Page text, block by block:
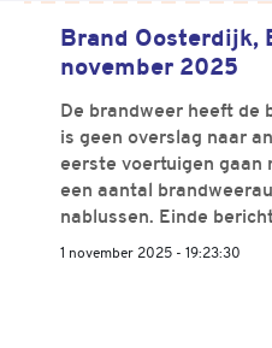
Brand Oosterdijk,
november 2025
De brandweer heeft de
is geen overslag naar
eerste voertuigen gaan
een aantal
nablussen. Einde
1 november 2025 - 19:23:30